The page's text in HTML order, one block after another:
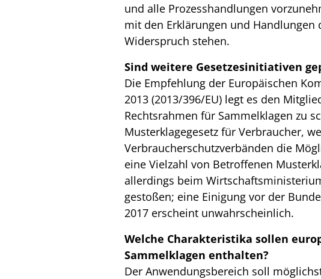
und alle Prozesshandlungen
mit den Erklärungen und Handlungen
Widerspruch stehen.
Sind weitere Gesetzesinitiativen
Die Empfehlung der Europäischen
2013 (2013/396/EU) legt es den
Rechtsrahmen für Sammelklagen zu
Musterklagegesetz für Verbraucher,
Verbraucherschutzverbänden die
eine Vielzahl von Betroffenen
allerdings beim
gestoßen; eine Einigung vor der
2017 erscheint unwahrscheinlich.
Welche Charakteristika sollen
Sammelklagen enthalten?
Der Anwendungsbereich soll